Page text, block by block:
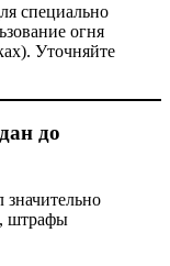
специально
огня
Уточняйте
до
значительно
, штрафы